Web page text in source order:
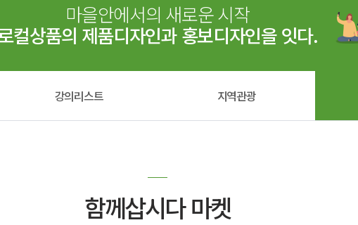
마을안에서의 새로운 시작
컬상품의 제품디자인과 홍보디자인을 잇다.
강의리스트 지역관광
함께삽시다 마켓